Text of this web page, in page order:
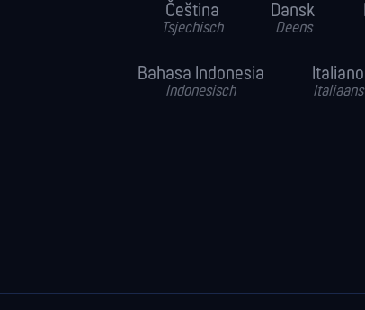
Čeština
Tsjechisch
Dansk
Deens
Bahasa Indonesia
Indonesisch
Italiano
Italiaans